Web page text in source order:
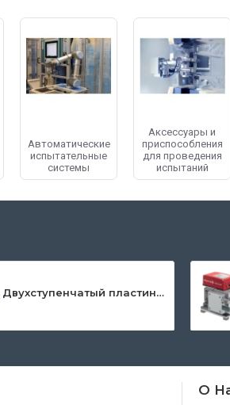
с высоким качеством
оборудования и автоматических
в более чем 20 отраслях
научные институты, университеты и
Автоматические
испытательные
системы
Аксессуары и
приспособления
для проведения
испытаний
Двухступенчатый пластинчато-роторный насос серии DuoLine™
О